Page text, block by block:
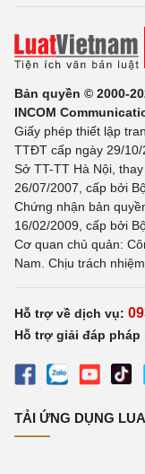
Bản quyền © 2000-
INCOM
Giấy phép thiết lập
TTĐT cấp ngày 29/
Sở TT-TT Hà Nội,
26/07/2007, cấp bởi
Chứng nhận bản
16/02/2009, cấp bởi
Cơ quan chủ quản:
Nam. Chịu trách
Hỗ trợ về dịch vụ:
Hỗ trợ giải đáp pháp
TẢI ỨNG DỤNG